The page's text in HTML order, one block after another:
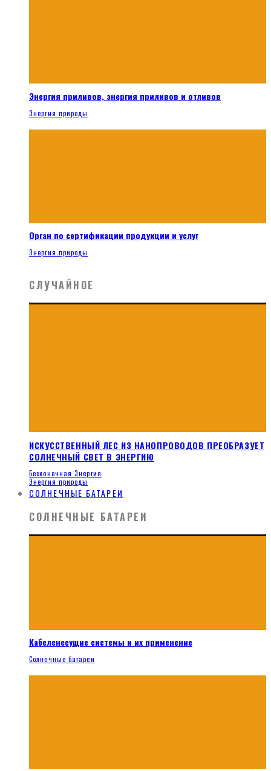
Энергия приливов, энергия приливов и отливов
Энергия природы
Орган по сертификации продукции и услуг
Энергия природы
СЛУЧАЙНОЕ
ИСКУССТВЕННЫЙ ЛЕС ИЗ НАНОПРОВОДОВ ПРЕОБРАЗУЕТ
СОЛНЕЧНЫЙ СВЕТ В ЭНЕРГИЮ
Бесконечная Энергия
Энергия природы
СОЛНЕЧНЫЕ БАТАРЕИ
СОЛНЕЧНЫЕ БАТАРЕИ
Кабеленесущие системы и их применение
Солнечные батареи